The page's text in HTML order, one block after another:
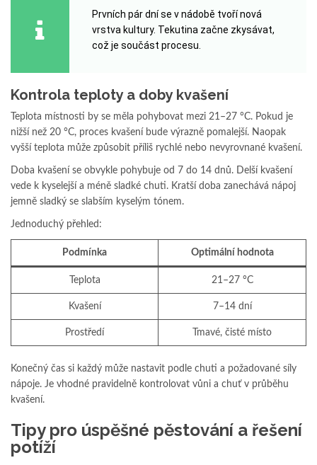
Prvních pár dní se v nádobě tvoří nová
vrstva kultury. Tekutina začne zkysávat,
což je součást procesu.
Kontrola teploty a doby kvašení
Teplota místnosti by se měla pohybovat mezi 21–27 °C. Pokud je
nižší než 20 °C, proces kvašení bude výrazně pomalejší. Naopak
vyšší teplota může způsobit příliš rychlé nebo nevyrovnané kvašení.
Doba kvašení se obvykle pohybuje od 7 do 14 dnů. Delší kvašení
vede k kyselejší a méně sladké chuti. Kratší doba zanechává nápoj
jemně sladký se slabším kyselým tónem.
Jednoduchý přehled:
Podmínka Optimální hodnota
Teplota 21–27 °C
Kvašení 7–14 dní
Prostředí Tmavé, čisté místo
Konečný čas si každý může nastavit podle chuti a požadované síly
nápoje. Je vhodné pravidelně kontrolovat vůni a chuť v průběhu
kvašení.
Tipy pro úspěšné pěstování a řešení
potíží